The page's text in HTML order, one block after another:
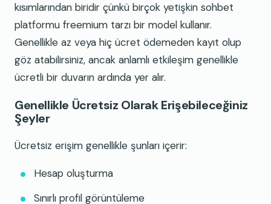
kısımlarından biridir çünkü birçok yetişkin sohbet
platformu freemium tarzı bir model kullanır.
Genellikle az veya hiç ücret ödemeden kayıt olup
göz atabilirsiniz, ancak anlamlı etkileşim genellikle
ücretli bir duvarın ardında yer alır.
Genellikle Ücretsiz Olarak Erişebileceğiniz
Şeyler
Ücretsiz erişim genellikle şunları içerir:
Hesap oluşturma
Sınırlı profil görüntüleme